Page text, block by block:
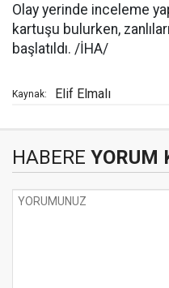
Olay yerinde inceleme
kartuşu bulurken,
başlatıldı. /İHA/
Kaynak: Elif Elmalı
HABERE YORUM